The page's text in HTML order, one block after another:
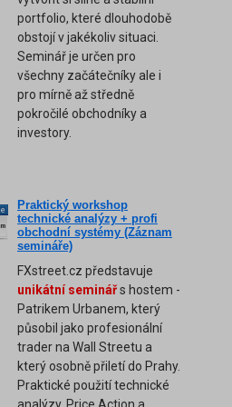
portfolio, které dlouhodobě
obstojí v jakékoliv situaci.
Seminář je určen pro
všechny začátečníky ale i
pro mírně až středně
pokročilé obchodníky a
investory.
Praktický workshop
technické analýzy + profi
obchodní systémy (Záznam
semináře)
FXstreet.cz představuje
unikátní seminářs hostem -
Patrikem Urbanem, který
působil jako profesionální
trader na Wall Streetu a
který osobně přiletí do Prahy.
Praktické použití technické